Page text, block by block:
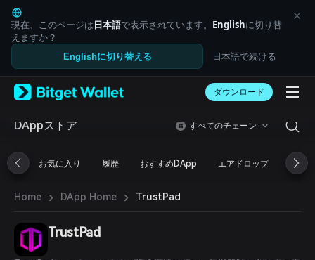
English
日本語
Tiếng Việt
Русский
Español (Latinoamérica)
Italiano
Deutsch
繁體中文
Português (Portugal)
ภาษาไทย
العربية
हिन्दी
Español
現在、このページは日本語で表示されています。 Englishに切り替
えますか？
Englishに切り替える 日本語で続ける
ダウンロード
DAppストア すべてのチェーン
お気に入り 履歴 おすすめDApp エアドロップ DeFi
Home › DApp Home › TrustPad
TrustPad